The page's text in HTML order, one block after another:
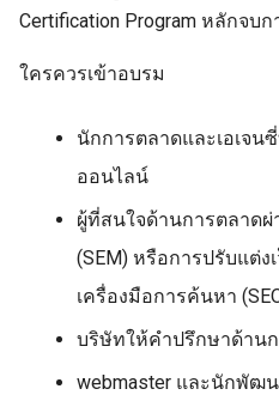
Certification Program หลักจบ
ใครควรเข้าอบรม
นักการตลาดและเอเจน
ออนไลน์
ผู้ที่สนใจด้านการตลาด
(SEM) หรือการปรับแต่
เครื่องมือการค้นหา
บริษัทให้คำปรึกษาด้าน
webmaster และนักพัฒ